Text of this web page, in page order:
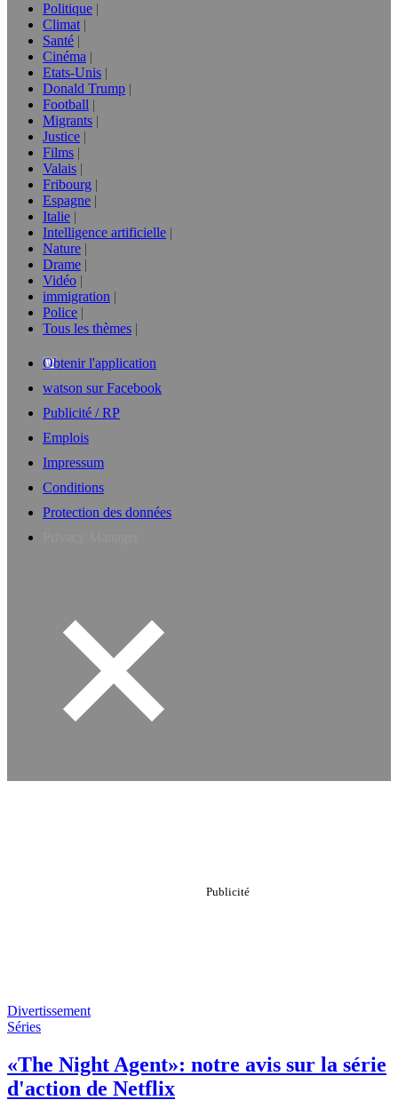
Politique
Climat
Santé
Cinéma
Etats-Unis
Donald Trump
Football
Migrants
Justice
Films
Valais
Fribourg
Espagne
Italie
Intelligence artificielle
Nature
Drame
Vidéo
immigration
Police
Tous les thèmes
Obtenir l'application
watson sur Facebook
Publicité / RP
Emplois
Impressum
Conditions
Protection des données
Divertissement
Séries
«The Night Agent»: notre avis sur la série
d'action de Netflix